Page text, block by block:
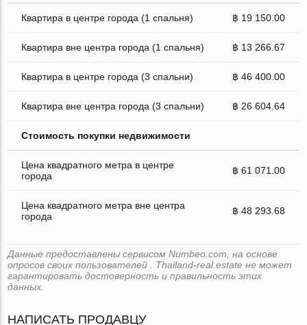
Квартира в центре города (1 спальня) ฿ 19 150.00
Квартира вне центра города (1 спальня) ฿ 13 266.67
Квартира в центре города (3 спальни) ฿ 46 400.00
Квартира вне центра города (3 спальни) ฿ 26 604.64
Стоимость покупки недвижимости
Цена квадратного метра в центре
города
฿ 61 071.00
Цена квадратного метра вне центра
города
฿ 48 293.68
Данные предоставлены сервисом Numbeo.com, на основе
опросов своих пользователей . Thailand-real.estate не может
гарантировать достоверность и правильность этих
данных.
НАПИСАТЬ ПРОДАВЦУ